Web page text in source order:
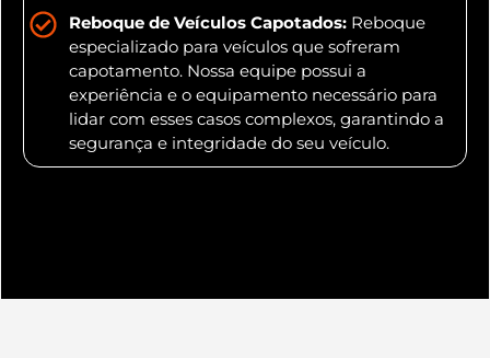
Reboque de Veículos Capotados: Reboque
especializado para veículos que sofreram
capotamento. Nossa equipe possui a
experiência e o equipamento necessário para
lidar com esses casos complexos, garantindo a
segurança e integridade do seu veículo.